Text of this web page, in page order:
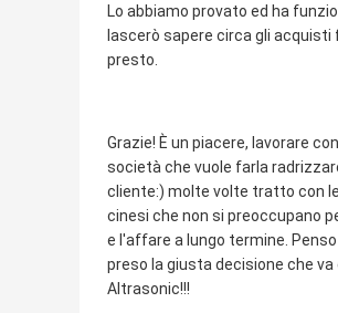
Lo abbiamo provato ed ha
lascerò sapere circa gli acquisti
presto.
Grazie! È un piacere, lavorare
società che vuole farla
cliente:) molte volte tratto con
cinesi che non si preoccupano
e l'affare a lungo termine.
preso la giusta decisione che va
Altrasonic!!!